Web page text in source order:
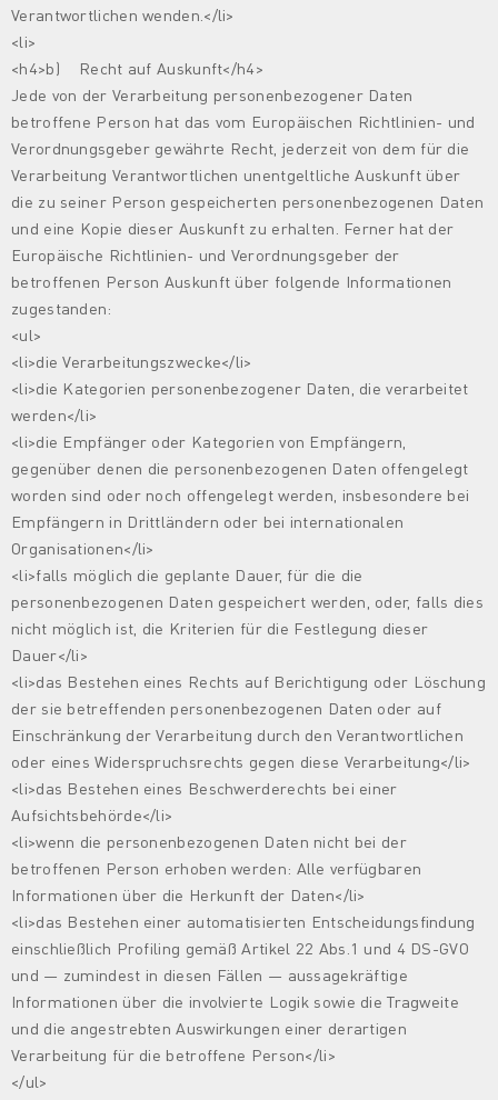
Verantwortlichen wenden.</li>
<li>
<h4>b) Recht auf Auskunft</h4>
Jede von der Verarbeitung personenbezogener Daten
betroffene Person hat das vom Europäischen Richtlinien- und
Verordnungsgeber gewährte Recht, jederzeit von dem für die
Verarbeitung Verantwortlichen unentgeltliche Auskunft über
die zu seiner Person gespeicherten personenbezogenen Daten
und eine Kopie dieser Auskunft zu erhalten. Ferner hat der
Europäische Richtlinien- und Verordnungsgeber der
betroffenen Person Auskunft über folgende Informationen
zugestanden:
<ul>
<li>die Verarbeitungszwecke</li>
<li>die Kategorien personenbezogener Daten, die verarbeitet
werden</li>
<li>die Empfänger oder Kategorien von Empfängern,
gegenüber denen die personenbezogenen Daten offengelegt
worden sind oder noch offengelegt werden, insbesondere bei
Empfängern in Drittländern oder bei internationalen
Organisationen</li>
<li>falls möglich die geplante Dauer, für die die
personenbezogenen Daten gespeichert werden, oder, falls dies
nicht möglich ist, die Kriterien für die Festlegung dieser
Dauer</li>
<li>das Bestehen eines Rechts auf Berichtigung oder Löschung
der sie betreffenden personenbezogenen Daten oder auf
Einschränkung der Verarbeitung durch den Verantwortlichen
oder eines Widerspruchsrechts gegen diese Verarbeitung</li>
<li>das Bestehen eines Beschwerderechts bei einer
Aufsichtsbehörde</li>
<li>wenn die personenbezogenen Daten nicht bei der
betroffenen Person erhoben werden: Alle verfügbaren
Informationen über die Herkunft der Daten</li>
<li>das Bestehen einer automatisierten Entscheidungsfindung
einschließlich Profiling gemäß Artikel 22 Abs.1 und 4 DS-GVO
und — zumindest in diesen Fällen — aussagekräftige
Informationen über die involvierte Logik sowie die Tragweite
und die angestrebten Auswirkungen einer derartigen
Verarbeitung für die betroffene Person</li>
</ul>